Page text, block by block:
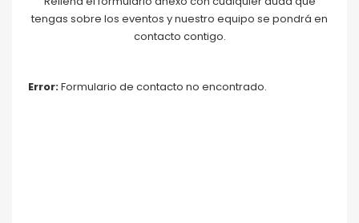
tengas sobre los eventos y nuestro equipo se pondrá en
contacto contigo.
Error:Formulario de contacto no encontrado.